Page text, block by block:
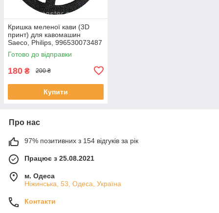
Кришка меленої кави (3D
принт) для кавомашин
Saeco, Philips, 996530073487
Готово до відправки
180 ₴ 200 ₴
Купити
Про нас
97% позитивних з 154 відгуків за рік
Працює з 25.08.2021
м. Одеса
Ніжинська, 53, Одеса, Україна
Контакти